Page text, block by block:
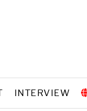
INTERVIEW